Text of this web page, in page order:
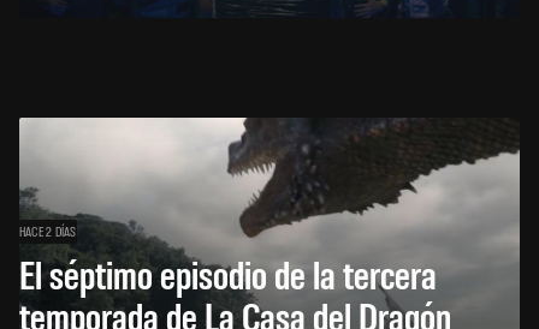
HACE 2 DÍAS
El séptimo episodio de la tercera
temporada de La Casa del Dragón